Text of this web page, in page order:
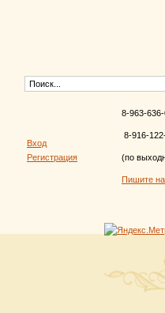
Вход
Регистрация
8-963-
8-916-
(по
Пишите